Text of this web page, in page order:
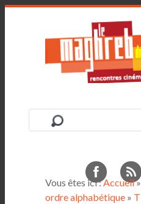
Vous êtes ici :Accueil»
ordre alphabétique » T